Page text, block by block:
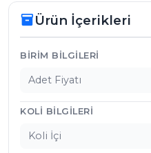
inventory_2Ürün İçerikleri
Ürün İçerikleri
BIRIM BILGILERI
Adet Fiyatı
KOLI BILGILERI
Koli İçi